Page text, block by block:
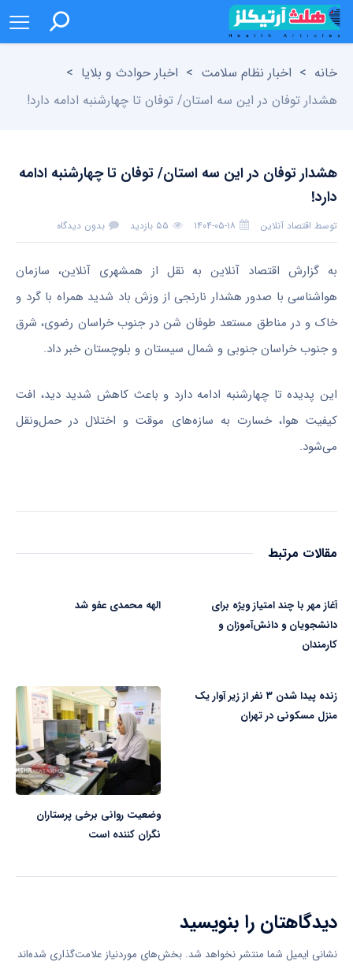
خانه > اخبار نظام سلامت > اخبار حوادث و بلایا >
هشدار توفان در این سه استان/ توفان تا چهارشنبه ادامه دارد!
هشدار توفان در این سه استان/ توفان تا چهارشنبه ادامه
دارد!
توسط اقتصاد آنلاین ۱۴۰۴-۰۵-۱۸ ۵۵ بازدید بدون دیدگاه
به گزارش اقتصاد آنلاین به نقل از همشهری آنلاین، سازمان
هواشناسی با صدور هشدار نارنجی از وزش باد شدید همراه با گرد و
خاک و در مناطق مستعد طوفان شن در جنوب خراسان رضوی، شرق
و جنوب خراسان جنوبی و شمال سیستان و بلوچستان خبر داد.
این پدیده تا چهارشنبه ادامه دارد و باعث کاهش شدید دید، افت
کیفیت هوا، خسارت به سازه‌های موقت و اختلال در حمل‌ونقل
می‌شود.
مقالات مرتبط
آغاز مهر با چند امتیاز ویژه برای
دانشجویان و دانش‌آموزان و
کارمندان
الهه محمدی عفو شد
زنده پیدا شدن ۳ نفر از زیر آوار یک
منزل مسکونی در تهران
وضعیت روانی برخی پرستاران
نگران کننده است
دیدگاهتان را بنویسید
نشانی ایمیل شما منتشر نخواهد شد. بخش‌های موردنیاز علامت‌گذاری شده‌اند